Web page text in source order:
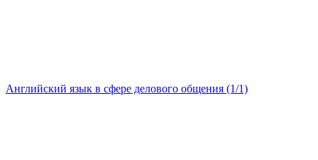
Английский язык в сфере делового общения (1/1)